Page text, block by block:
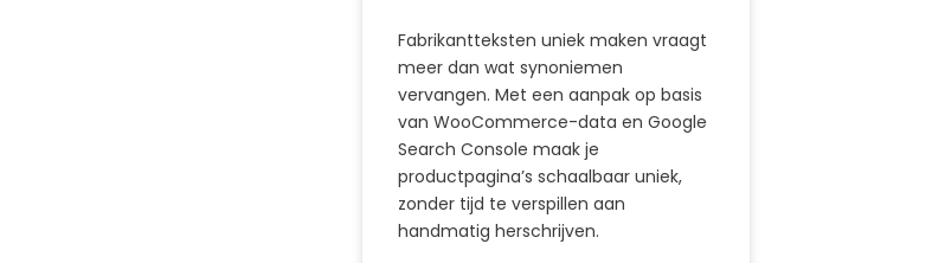
Fabrikantteksten uniek maken vraagt
meer dan wat synoniemen
vervangen. Met een aanpak op basis
van WooCommerce-data en Google
Search Console maak je
productpagina’s schaalbaar uniek,
zonder tijd te verspillen aan
handmatig herschrijven.